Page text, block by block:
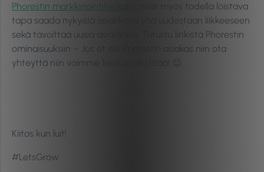
Phorestin markkinointityökalut
ovat myös todella loistava
tapa saada nykyisiä asiakkaita yhä uudestaan liikkeeseen
sekä tavoittaa uusia asiakkaita. Tutustu linkistä Phorestin
ominaisuuksiin – Jos et ole Phorestin asiakas niin ota
yhteyttä niin voimme keskustella lisää!
Kiitos kun luit!
#LetsGrow